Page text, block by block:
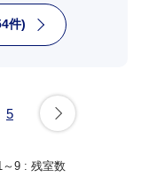
件)
5
～9 : 残室数